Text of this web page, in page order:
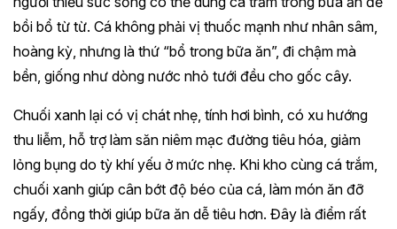
bồi bổ từ từ. Cá không phải vị thuốc mạnh như nhân sâm,
hoàng kỳ, nhưng là thứ “bổ trong bữa ăn”, đi chậm mà
bền, giống như dòng nước nhỏ tưới đều cho gốc cây.
Chuối xanh lại có vị chát nhẹ, tính hơi bình, có xu hướng
thu liễm, hỗ trợ làm săn niêm mạc đường tiêu hóa, giảm
lỏng bụng do tỳ khí yếu ở mức nhẹ. Khi kho cùng cá trắm,
chuối xanh giúp cân bớt độ béo của cá, làm món ăn đỡ
ngấy, đồng thời giúp bữa ăn dễ tiêu hơn. Đây là điểm rất